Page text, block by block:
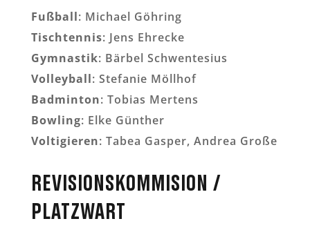
Fußball: Michael Göhring
Tischtennis: Jens Ehrecke
Gymnastik: Bärbel Schwentesius
Volleyball: Stefanie Möllhof
Badminton: Tobias Mertens
Bowling: Elke Günther
Voltigieren: Tabea Gasper, Andrea Große
Revisionskommision /
Platzwart